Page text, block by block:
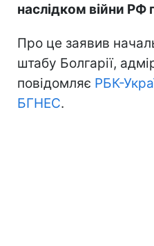
наслідком війни РФ
Про це заявив
штабу Болгарії,
повідомляє РБК-
БГНЕС.